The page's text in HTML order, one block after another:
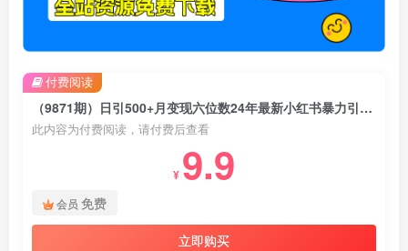
（9871期）日引500+月变现六位数24年最新小红书暴力引流兼职粉教程
此内容为付费阅读，请付费后查看
¥ 9.9
会员 免费
立即购买
付费阅读